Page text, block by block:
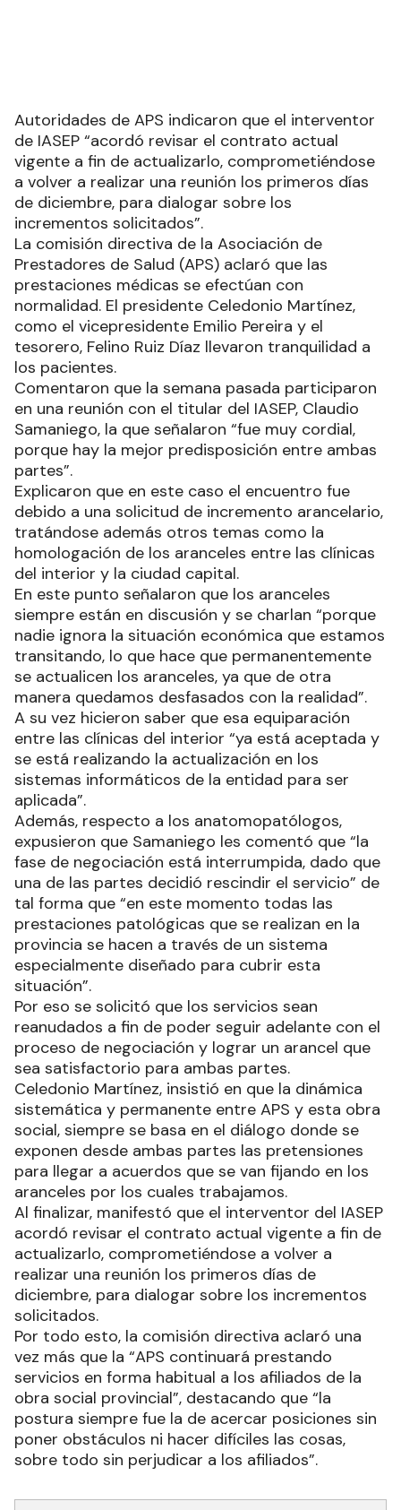
Autoridades de APS indicaron que el interventor
de IASEP “acordó revisar el contrato actual
vigente a fin de actualizarlo, comprometiéndose
a volver a realizar una reunión los primeros días
de diciembre, para dialogar sobre los
incrementos solicitados”.
La comisión directiva de la Asociación de
Prestadores de Salud (APS) aclaró que las
prestaciones médicas se efectúan con
normalidad. El presidente Celedonio Martínez,
como el vicepresidente Emilio Pereira y el
tesorero, Felino Ruiz Díaz llevaron tranquilidad a
los pacientes.
Comentaron que la semana pasada participaron
en una reunión con el titular del IASEP, Claudio
Samaniego, la que señalaron “fue muy cordial,
porque hay la mejor predisposición entre ambas
partes”.
Explicaron que en este caso el encuentro fue
debido a una solicitud de incremento arancelario,
tratándose además otros temas como la
homologación de los aranceles entre las clínicas
del interior y la ciudad capital.
En este punto señalaron que los aranceles
siempre están en discusión y se charlan “porque
nadie ignora la situación económica que estamos
transitando, lo que hace que permanentemente
se actualicen los aranceles, ya que de otra
manera quedamos desfasados con la realidad”.
A su vez hicieron saber que esa equiparación
entre las clínicas del interior “ya está aceptada y
se está realizando la actualización en los
sistemas informáticos de la entidad para ser
aplicada”.
Además, respecto a los anatomopatólogos,
expusieron que Samaniego les comentó que “la
fase de negociación está interrumpida, dado que
una de las partes decidió rescindir el servicio” de
tal forma que “en este momento todas las
prestaciones patológicas que se realizan en la
provincia se hacen a través de un sistema
especialmente diseñado para cubrir esta
situación”.
Por eso se solicitó que los servicios sean
reanudados a fin de poder seguir adelante con el
proceso de negociación y lograr un arancel que
sea satisfactorio para ambas partes.
Celedonio Martínez, insistió en que la dinámica
sistemática y permanente entre APS y esta obra
social, siempre se basa en el diálogo donde se
exponen desde ambas partes las pretensiones
para llegar a acuerdos que se van fijando en los
aranceles por los cuales trabajamos.
Al finalizar, manifestó que el interventor del IASEP
acordó revisar el contrato actual vigente a fin de
actualizarlo, comprometiéndose a volver a
realizar una reunión los primeros días de
diciembre, para dialogar sobre los incrementos
solicitados.
Por todo esto, la comisión directiva aclaró una
vez más que la “APS continuará prestando
servicios en forma habitual a los afiliados de la
obra social provincial”, destacando que “la
postura siempre fue la de acercar posiciones sin
sobre todo sin perjudicar a los afiliados”.